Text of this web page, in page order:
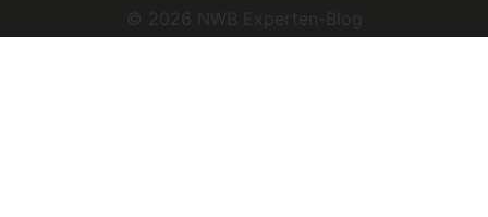
© 2026 NWB Experten-Blog